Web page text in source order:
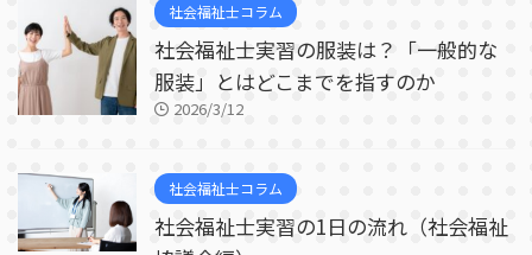
社会福祉士コラム
社会福祉士実習の服装は？「一般的な
服装」とはどこまでを指すのか
2026/3/12
社会福祉士コラム
社会福祉士実習の1日の流れ（社会福祉